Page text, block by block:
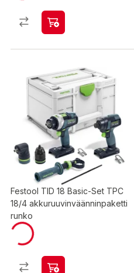
Festool TID 18 Basic-Set TPC
18/4 akkuruuvinväänninpaketti
runko